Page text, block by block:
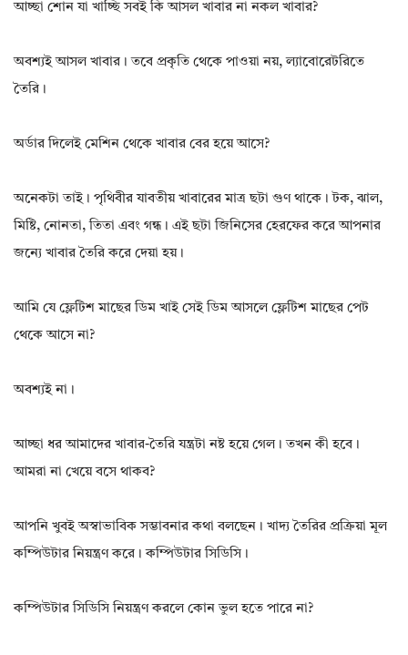
আচ্ছা শোন যা খাচ্ছি সবই কি আসল খাবার না নকল খাবার?
অবশ্যই আসল খাবার। তবে প্রকৃতি থেকে পাওয়া নয়, ল্যাবোরেটরিতে
তৈরি।
অর্ডার দিলেই মেশিন থেকে খাবার বের হয়ে আসে?
অনেকটা তাই। পৃথিবীর যাবতীয় খাবারের মাত্র ছটা গুণ থাকে। টক, ঝাল,
মিষ্টি, নোনতা, তিতা এবং গন্ধ। এই ছটা জিনিসের হেরফের করে আপনার
জন্যে খাবার তৈরি করে দেয়া হয়।
আমি যে ফ্লেটিশ মাছের ডিম খাই সেই ডিম আসলে ফ্লেটিশ মাছের পেট
থেকে আসে না?
অবশ্যই না।
আচ্ছা ধর আমাদের খাবার-তৈরি যন্ত্রটা নষ্ট হয়ে গেল। তখন কী হবে।
আমরা না খেয়ে বসে থাকব?
আপনি খুবই অস্বাভাবিক সম্ভাবনার কথা বলছেন। খাদ্য তৈরির প্রক্রিয়া মূল
কম্পিউটার নিয়ন্ত্রণ করে। কম্পিউটার সিডিসি।
কম্পিউটার সিডিসি নিয়ন্ত্রণ করলে কোন ভুল হতে পারে না?